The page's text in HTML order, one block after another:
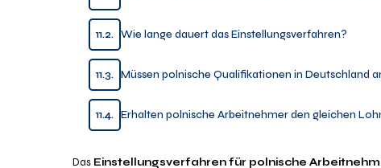
11.2. Wie lange dauert das Einstellungsverfahren?
11.3. Müssen polnische Qualifikationen in Deutschland
11.4. Erhalten polnische Arbeitnehmer den gleichen
Das Einstellungsverfahren für polnische